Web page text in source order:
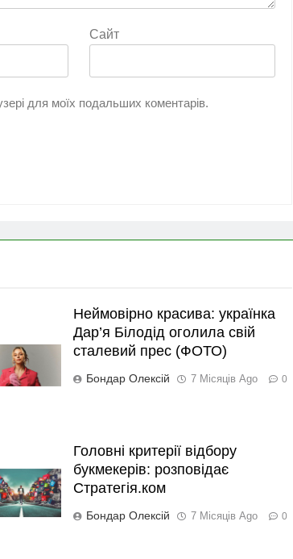
Сайт
для моїх подальших коментарів.
Неймовірно красива: українка
Дар’я Білодід оголила свій
сталевий прес (ФОТО)
Бондар Олексій 7 Місяців Ago 0
Головні критерії відбору
букмекерів: розповідає
Стратегія.ком
Бондар Олексій 7 Місяців Ago 0